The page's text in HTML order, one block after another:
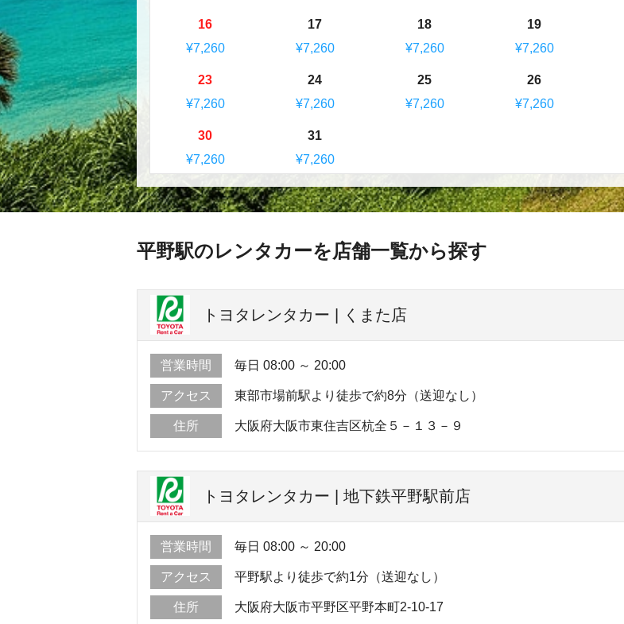
16
¥7,260
17
¥7,260
18
¥7,260
19
¥7,260
23
¥7,260
24
¥7,260
25
¥7,260
26
¥7,260
30
¥7,260
31
¥7,260
平野駅のレンタカーを店舗一覧から探す
トヨタレンタカー | くまた店
営業時間 毎日 08:00 ～ 20:00
アクセス 東部市場前駅より徒歩で約8分（送迎なし）
住所 大阪府大阪市東住吉区杭全５－１３－９
トヨタレンタカー | 地下鉄平野駅前店
営業時間 毎日 08:00 ～ 20:00
アクセス 平野駅より徒歩で約1分（送迎なし）
住所 大阪府大阪市平野区平野本町2-10-17